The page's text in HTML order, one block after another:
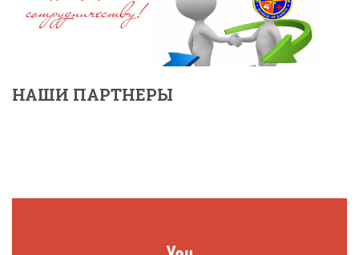
НАШИ ПАРТНЕРЫ